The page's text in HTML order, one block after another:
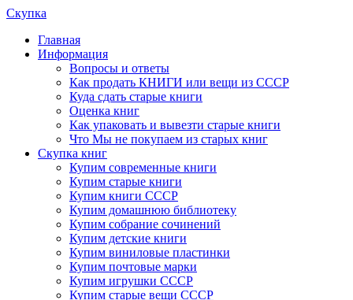
Скупка
Главная
Информация
Вопросы и ответы
Как продать КНИГИ или вещи из СССР
Куда сдать старые книги
Оценка книг
Как упаковать и вывезти старые книги
Что Мы не покупаем из старых книг
Скупка книг
Купим современные книги
Купим старые книги
Купим книги СССР
Купим домашнюю библиотеку
Купим собрание сочинений
Купим детские книги
Купим виниловые пластинки
Купим почтовые марки
Купим игрушки СССР
Купим старые вещи СССР